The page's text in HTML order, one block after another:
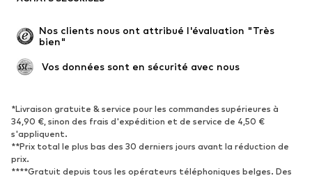
Occasions spéciales
Exclusif
Remise à neuf
Nouveautés
Tendance
Baskets
Bottines
Escarpins et talons hauts
Bottes
Sandales
Chaussures basses
Nos clients nous ont attribué l'évaluation "Très
bien"
Vos données sont en sécurité avec nous
*Livraison gratuite & service pour les commandes supérieures à
34,90 €, sinon des frais d'expédition et de service de 4,50 €
s'appliquent.
**Prix total le plus bas des 30 derniers jours avant la réduction de
prix.
****Gratuit depuis tous les opérateurs téléphoniques belges. Des